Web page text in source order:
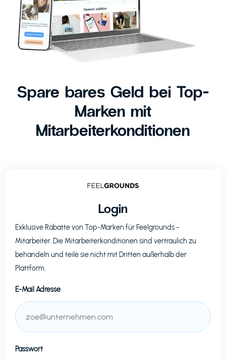
Spare bares Geld bei Top-
Marken mit
Mitarbeiterkonditionen
Login
Exklusive Rabatte von Top-Marken für Feelgrounds-
Mitarbeiter. Die Mitarbeiterkonditionen sind vertraulich zu
behandeln und teile sie nicht mit Dritten außerhalb der
Plattform.
E-Mail Adresse
Passwort